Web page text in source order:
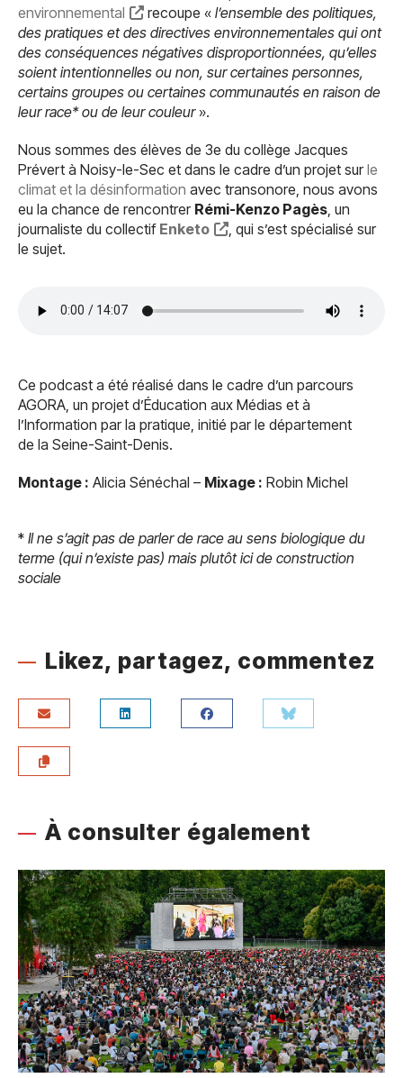
environnemental
recoupe « l’ensemble des politiques,
des pratiques et des directives environnementales qui ont
des conséquences négatives disproportionnées, qu’elles
soient intentionnelles ou non, sur certaines personnes,
certains groupes ou certaines communautés en raison de
leur race* ou de leur couleur».
Nous sommes des élèves de 3e du collège Jacques
Prévert à Noisy-le-Sec et dans le cadre d’un projet sur le
climat et la désinformation avec transonore, nous avons
eu la chance de rencontrer Rémi-Kenzo Pagès, un
journaliste du collectif Enketo
, qui s’est spécialisé sur
le sujet.
Ce podcast a été réalisé dans le cadre d’un parcours
AGORA, un projet d’Éducation aux Médias et à
l’Information par la pratique, initié par le département
de la Seine-Saint-Denis.
Montage : Alicia Sénéchal – Mixage : Robin Michel
* Il ne s’agit pas de parler de race au sens biologique du
terme (qui n’existe pas) mais plutôt ici de construction
sociale
Likez, partagez, commentez
À consulter également